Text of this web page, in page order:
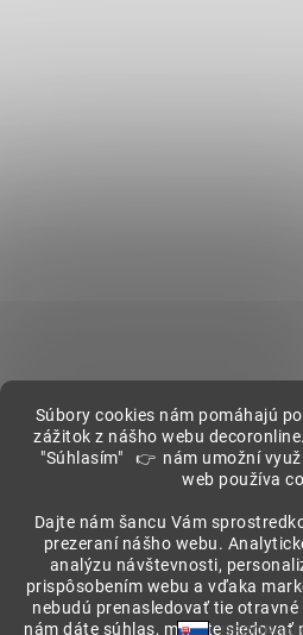
Súbory cookies nám pomáhajú
zážitok z nášho webu
"Súhlasím" 👉 nám umožní
web používa
Dajte nám šancu Vám
prezeraní nášho webu.
analýzu návštevnosti,
prispôsobením webu a vďaka
nebudú prenasledovať tie otravné
nám dáte súhlas, môžete sledovať
Showroom